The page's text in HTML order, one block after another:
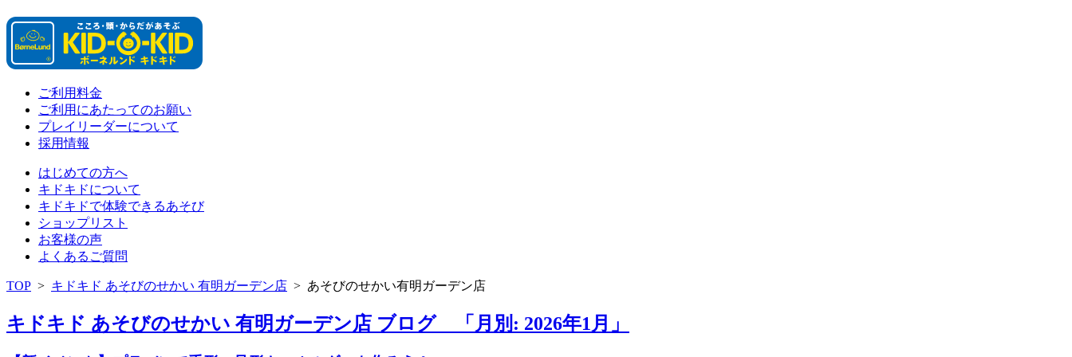
ご利用料金
ご利用にあたってのお願い
プレイリーダーについて
採用情報
はじめての方へ
キドキドについて
キドキドで体験できるあそび
ショップリスト
お客様の声
よくあるご質問
TOP > キドキド あそびのせかい 有明ガーデン店 > あそびのせかい有明ガーデン店
キドキド あそびのせかい 有明ガーデン店 ブログ 「月別: 2026年1月」